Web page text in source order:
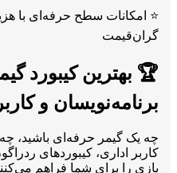
⭐ امکانات سطح حرفه‌ای با
گران‌قیمت
🏆 بهترین کیبورد
برنامه‌نویسان و
چه یک گیمر حرفه‌ای باشید، چه
کاربر اداری، کیبوردهای
بازی را برای شما فراهم